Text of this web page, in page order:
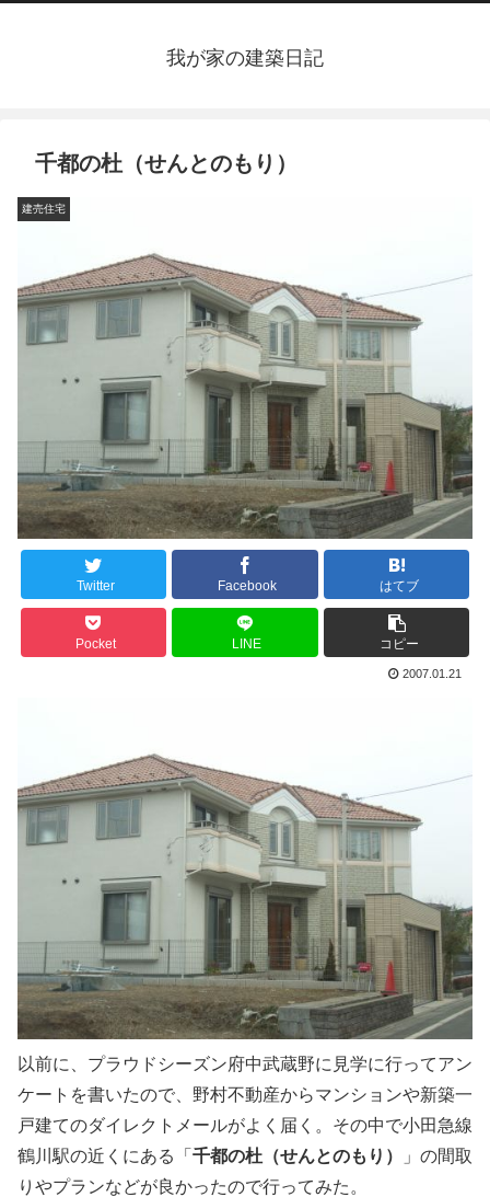
我が家の建築日記
千都の杜（せんとのもり）
建売住宅
Twitter Facebook はてブ
Pocket LINE コピー
2007.01.21
以前に、プラウドシーズン府中武蔵野に見学に行ってアン
ケートを書いたので、野村不動産からマンションや新築一
戸建てのダイレクトメールがよく届く。その中で小田急線
鶴川駅の近くにある「 千都の杜（せんとのもり）
」の間取
りやプランなどが良かったので行ってみた。